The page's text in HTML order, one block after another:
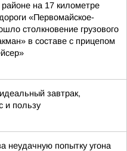
на 17 километре
«Первомайское-
столкновение грузового
в составе с прицепом
завтрак,
и пользу
неудачную попытку угона